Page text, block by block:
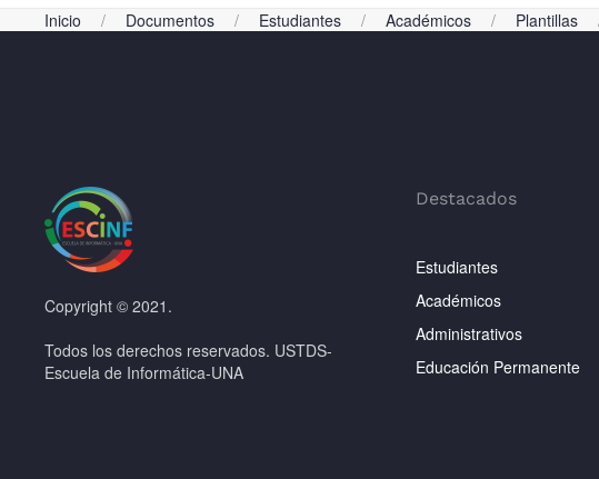
Inicio Documentos Estudiantes Académicos Plantillas
Copyright © 2021.
Todos los derechos reservados. USTDS-
Escuela de Informática-UNA
Destacados
Estudiantes
Académicos
Administrativos
Educación Permanente